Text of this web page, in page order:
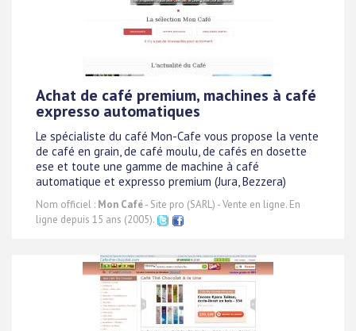
Achat de café premium, machines à café
expresso automatiques
Le spécialiste du café Mon-Cafe vous propose la vente
de café en grain, de café moulu, de cafés en dosette
ese et toute une gamme de machine à café
automatique et expresso premium (Jura, Bezzera)
Nom officiel : Mon Café- Site pro (SARL) - Vente en ligne. En
ligne depuis 15 ans (2005).